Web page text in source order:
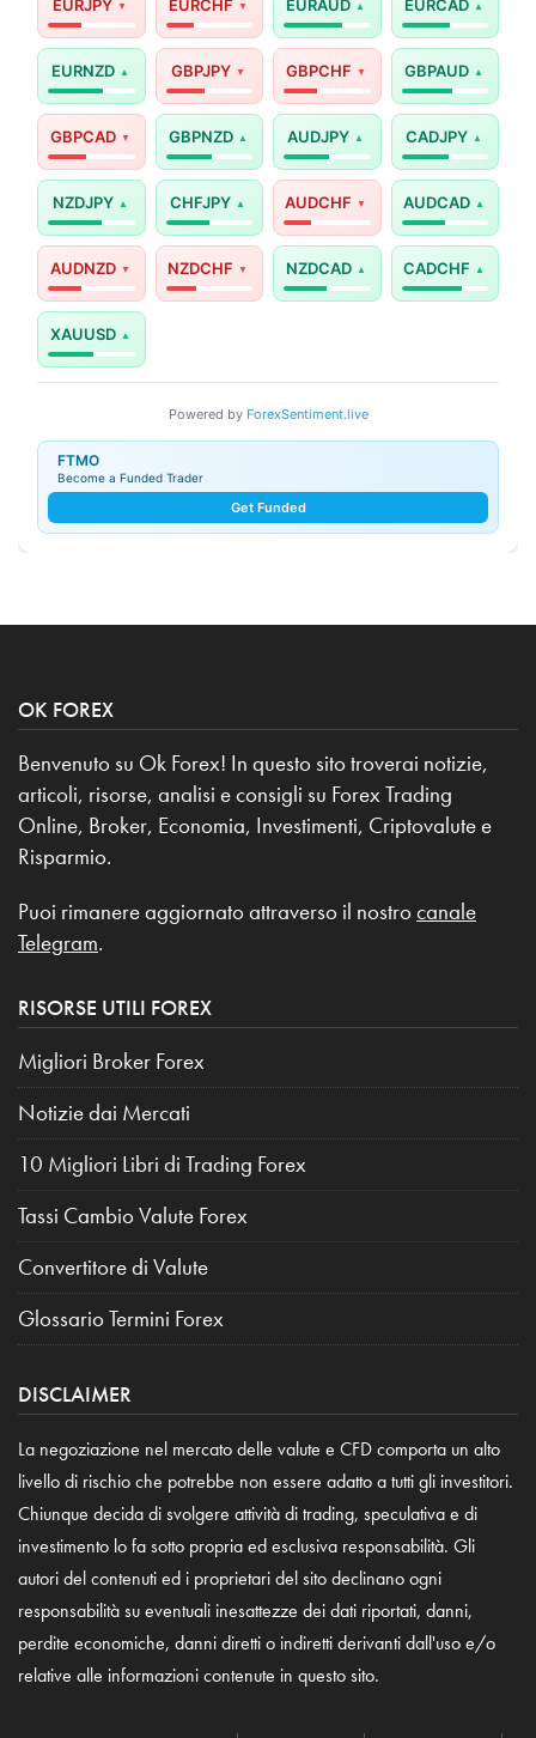
EURJPY EURCHF EURAUD EURCAD
EURNZD GBPJPY GBPCHF GBPAUD
GBPCAD GBPNZD AUDJPY CADJPY
NZDJPY CHFJPY AUDCHF AUDCAD
AUDNZD NZDCHF NZDCAD CADCHF
XAUUSD
Powered by ForexSentiment.live
FTMO
Become a Funded Trader
Get Funded
OK FOREX
Benvenuto su Ok Forex! In questo sito troverai notizie,
articoli, risorse, analisi e consigli su Forex Trading
Online, Broker, Economia, Investimenti, Criptovalute e
Risparmio.
Puoi rimanere aggiornato attraverso il nostro canale
Telegram.
RISORSE UTILI FOREX
Migliori Broker Forex
Notizie dai Mercati
10 Migliori Libri di Trading Forex
Tassi Cambio Valute Forex
Convertitore di Valute
Glossario Termini Forex
DISCLAIMER
La negoziazione nel mercato delle valute e CFD comporta un alto
livello di rischio che potrebbe non essere adatto a tutti gli investitori.
Chiunque decida di svolgere attività di trading, speculativa e di
investimento lo fa sotto propria ed esclusiva responsabilità. Gli
autori del contenuti ed i proprietari del sito declinano ogni
responsabilità su eventuali inesattezze dei dati riportati, danni,
perdite economiche, danni diretti o indiretti derivanti dall'uso e/o
relative alle informazioni contenute in questo sito.